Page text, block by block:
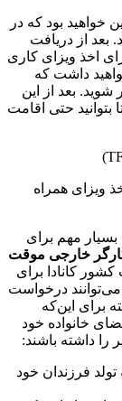
خواهید بود که در
بعد از دریافت
اخذ ویزای کاری
داشت که
شوید. بعد از این
بتوانید حتی اقامت
ویزای همراه
بسیار مهم برای
خارجی موقت
کانادا برای
درخواست
برای این‌که
خانواده خود
را داشته باشند:
فرزندان خود